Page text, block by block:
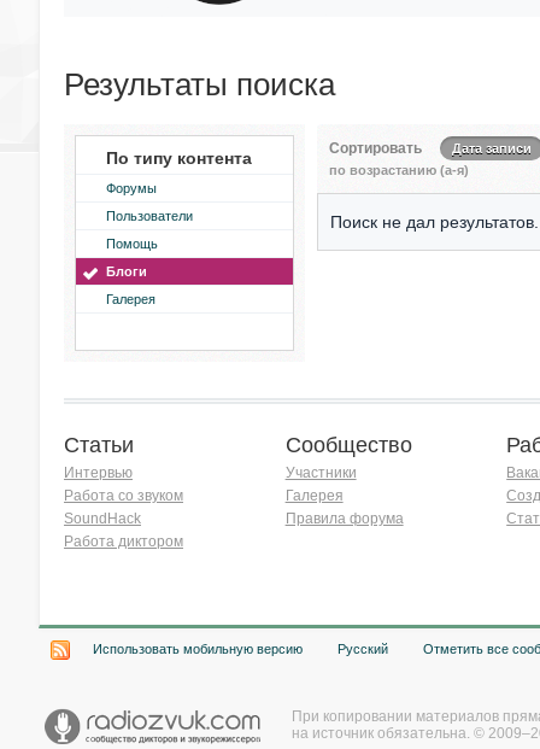
Результаты поиска
По типу контента
Форумы
Пользователи
Помощь
Блоги
Галерея
Сортировать
Дата записи
по возрастанию (а-я)
Поиск не дал результатов.
Статьи
Интервью
Работа со звуком
SoundHack
Работа диктором
Сообщество
Участники
Галерея
Правила форума
Использовать мобильную версию Русский Отметить все
При копировании материалов
на источник обязательна. ©